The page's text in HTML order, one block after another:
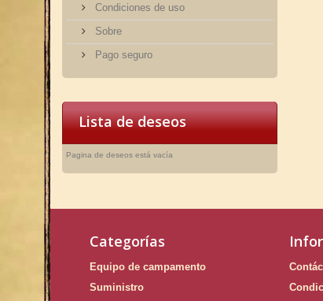
Condiciones de uso
Sobre
Pago seguro
Lista de deseos
Pagina de deseos está vacía
Categorías
Equipo de campamento
Suministro